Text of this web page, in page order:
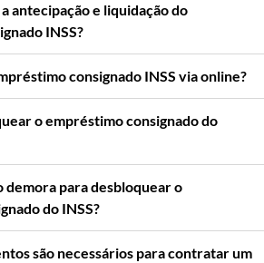
antecipação e liquidação do
INSS?
consignado INSS via online?
o empréstimo consignado do
demora para desbloquear o
do INSS?
são necessários para contratar um